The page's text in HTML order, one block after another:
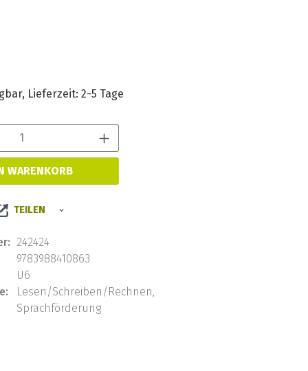
Lieferzeit: 2-5 Tage
WARENKORB
TEILEN
242424
9783988410863
Ü6
Lesen/Schreiben/Rechnen,
Sprachförderung